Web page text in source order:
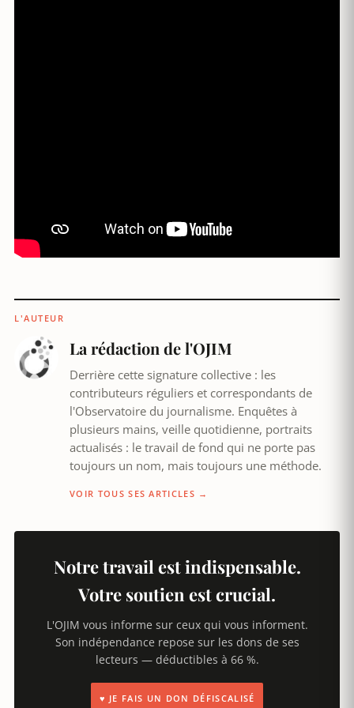
L'AUTEUR
La rédaction de l'OJIM
Derrière cette signature collective : les
contributeurs réguliers et correspondants de
l'Observatoire du journalisme. Enquêtes à
plusieurs mains, veille quotidienne, portraits
actualisés : le travail de fond qui ne porte pas
toujours un nom, mais toujours une méthode.
VOIR TOUS SES ARTICLES →
Notre travail est indispensable.
Votre soutien est crucial.
L'OJIM vous informe sur ceux qui vous informent.
Son indépendance repose sur les dons de ses
lecteurs — déductibles à 66 %.
♥ JE FAIS UN DON DÉFISCALISÉ